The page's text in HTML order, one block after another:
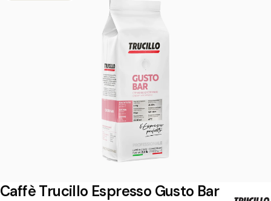
lCaffè Trucillo Espresso Gusto Bar